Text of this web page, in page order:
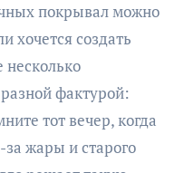
покрывал можно
хочется создать
несколько
фактурой:
тот вечер, когда
за жары и старого